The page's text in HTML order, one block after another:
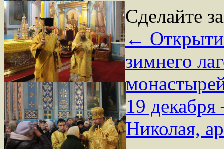
Сделайте
←
зимнего
19 декабря
Николая,